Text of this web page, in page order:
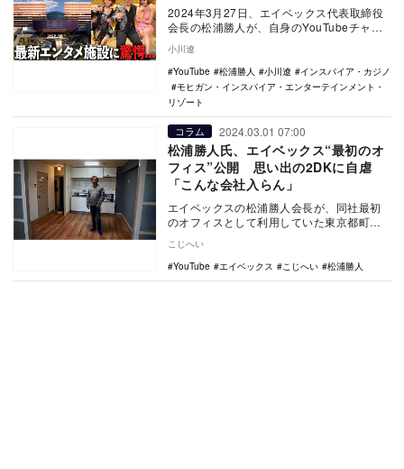
2024年3月27日、エイベックス代表取締役
会長の松浦勝人が、自身のYouTubeチャン
に…
小川遼
YouTube
松浦勝人 小川遼
インスパイア・カジノ
モヒガン・インスパイア・エンターテインメント・
リゾート
コラム 2024.03.01 07:00
松浦勝人氏、エイベックス“最初のオ
フィス”公開 思い出の2DKに自虐
「こんな会社入らん」
エイベックスの松浦勝人会長が、同社最初
のオフィスとして利用していた東京都町田
画で紹介…
こじへい
YouTube
エイベックス こじへい 松浦勝人